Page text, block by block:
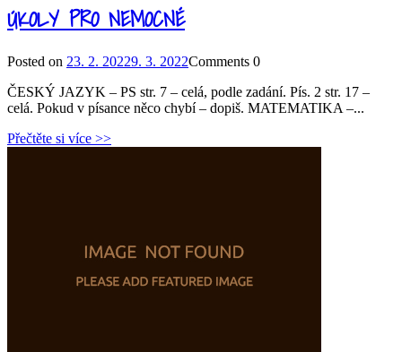
ÚKOLY PRO NEMOCNÉ
Posted on 23. 2. 20229. 3. 2022Comments 0
ČESKÝ JAZYK – PS str. 7 – celá, podle zadání. Pís. 2 str. 17 –
celá. Pokud v písance něco chybí – dopiš. MATEMATIKA –...
Přečtěte si více >>